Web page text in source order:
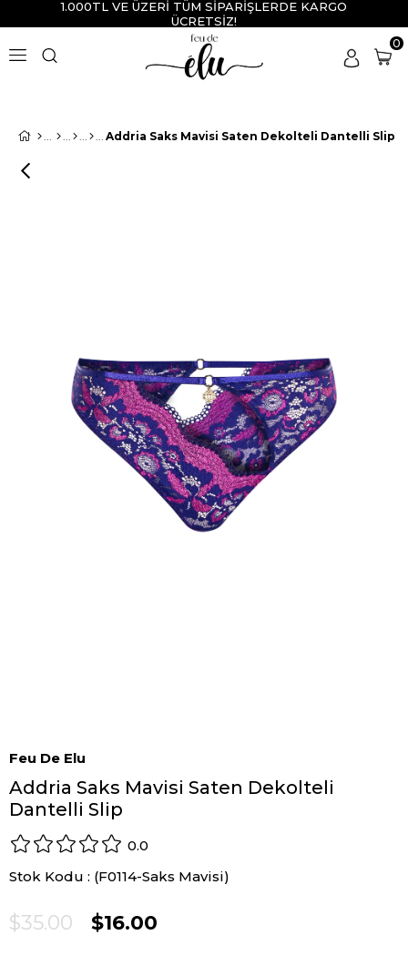
1.000TL VE ÜZERİ TÜM SİPARİŞLERDE KARGO
ÜCRETSİZ!
0
Addria Saks Mavisi Saten Dekolteli Dantelli Slip
Feu De Elu
Addria Saks Mavisi Saten Dekolteli
Dantelli Slip
0.0
Stok Kodu
(F0114-Saks Mavisi)
$35.00 $16.00